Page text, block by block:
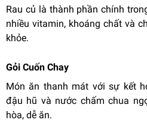
Rau củ là thành phần chính
nhiều vitamin, khoáng chất và
khỏe.
Gỏi Cuốn Chay
Món ăn thanh mát với sự kết
đậu hũ và nước chấm chua
hòa, dễ ăn.